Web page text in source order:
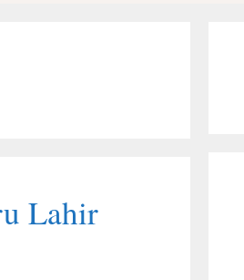
Lahir